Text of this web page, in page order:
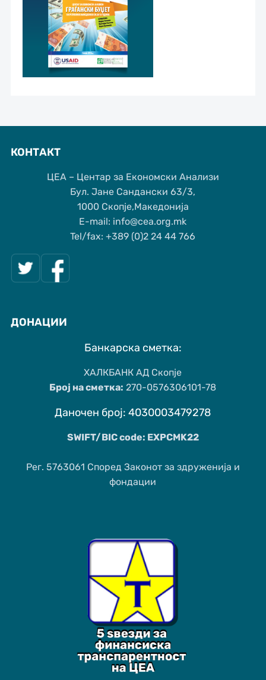
КОНТАКТ
ЦЕА – Центар за Економски Анализи
Бул. Јане Сандански 63/3,
1000 Скопје,Македонија
Е-mail: info@cea.org.mk
Tel/fax: +389 (0)2 24 44 766
ДОНАЦИИ
Банкарска сметка:
ХАЛКБАНК АД Скопје
Број на сметка: 270-0576306101-78
Даночен број: 4030003479278
SWIFT/BIC code: EXPCMK22
Рег. 5763061 Според Законот за здруженија и
фондации